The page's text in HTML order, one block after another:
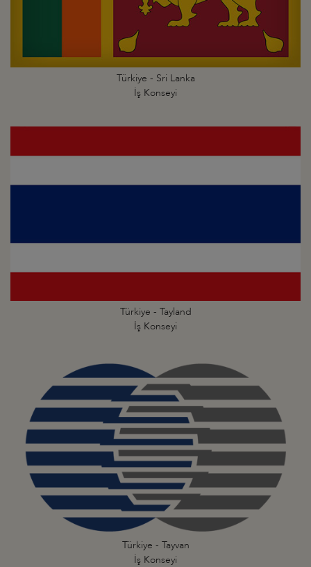
Türkiye - Sri Lanka
İş Konseyi
Türkiye - Tayland
İş Konseyi
Türkiye - Tayvan
İş Konseyi